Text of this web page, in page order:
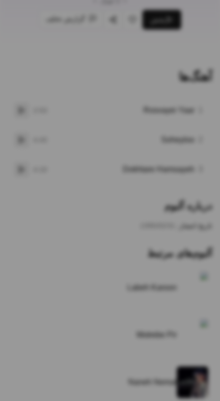
پخش
علاقه‌مندیاشتراک‌گذاری
گزارش تخلف
آهنگ‌ها
Rosvayei Yaar
پخش
Soheyloo
پخش
Dokhtare Hamsayeh
پخش
درباره آلبوم
تاریخ انتشار:
آلبوم‌های مرتبط
Labeh Karoon
Motrebe Pir
Naneh Nemat